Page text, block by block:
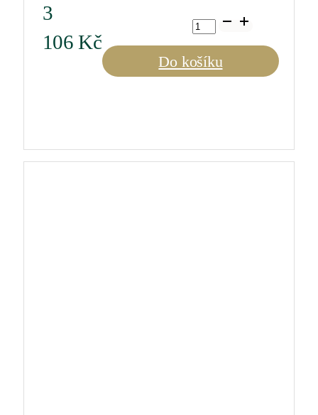
3
106Kč
Billecart
karafa/decanter
množství
Do košíku